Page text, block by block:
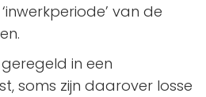
van de
in een
soms zijn daarover losse